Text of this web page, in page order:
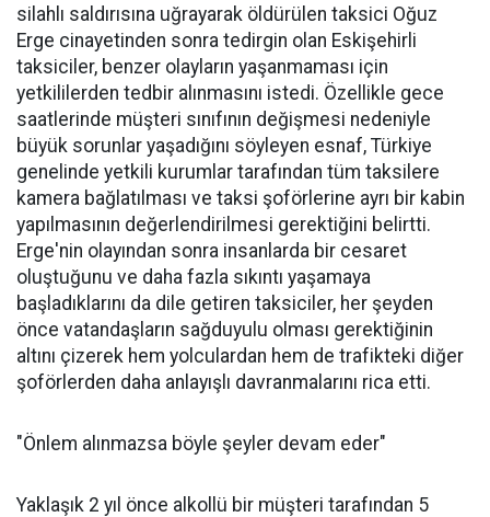
silahlı saldırısına uğrayarak öldürülen taksici Oğuz
Erge cinayetinden sonra tedirgin olan Eskişehirli
taksiciler, benzer olayların yaşanmaması için
yetkililerden tedbir alınmasını istedi. Özellikle gece
saatlerinde müşteri sınıfının değişmesi nedeniyle
büyük sorunlar yaşadığını söyleyen esnaf, Türkiye
genelinde yetkili kurumlar tarafından tüm taksilere
kamera bağlatılması ve taksi şoförlerine ayrı bir kabin
yapılmasının değerlendirilmesi gerektiğini belirtti.
Erge'nin olayından sonra insanlarda bir cesaret
oluştuğunu ve daha fazla sıkıntı yaşamaya
başladıklarını da dile getiren taksiciler, her şeyden
önce vatandaşların sağduyulu olması gerektiğinin
altını çizerek hem yolculardan hem de trafikteki diğer
şoförlerden daha anlayışlı davranmalarını rica etti.
"Önlem alınmazsa böyle şeyler devam eder"
Yaklaşık 2 yıl önce alkollü bir müşteri tarafından 5